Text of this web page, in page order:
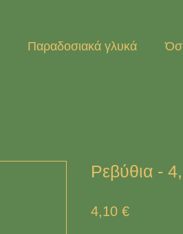
Παραδοσιακά γλυκά
Ρεβύθια -
4,10 €Τιμή